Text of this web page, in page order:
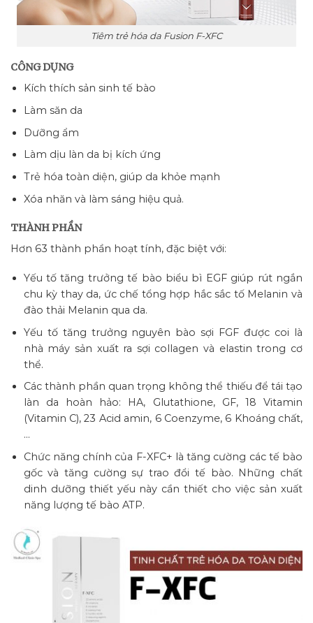
Tiêm trẻ hóa da Fusion F-XFC
CÔNG DỤNG
Kích thích sản sinh tế bào
Làm săn da
Dưỡng ẩm
Làm dịu làn da bị kích ứng
Trẻ hóa toàn diện, giúp da khỏe mạnh
Xóa nhăn và làm sáng hiệu quả.
THÀNH PHẦN
Hơn 63 thành phần hoạt tính, đặc biệt với:
Yếu tố tăng trưởng tế bào biểu bì EGF giúp rút ngắn
chu kỳ thay da, ức chế tổng hợp hắc sắc tố Melanin và
đào thải Melanin qua da.
Yếu tố tăng trưởng nguyên bào sợi FGF được coi là
nhà máy sản xuất ra sợi collagen và elastin trong cơ
thể.
Các thành phần quan trọng không thể thiếu để tái tạo
làn da hoàn hảo: HA, Glutathione, GF, 18 Vitamin
(Vitamin C), 23 Acid amin, 6 Coenzyme, 6 Khoáng chất,
…
Chức năng chính của F-XFC+ là tăng cường các tế bào
gốc và tăng cường sự trao đổi tế bào. Những chất
dinh dưỡng thiết yếu này cần thiết cho việc sản xuất
năng lượng tế bào ATP.